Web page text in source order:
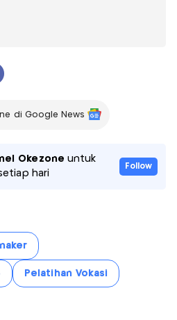
di Google News
Okezone untuk
hari
Follow
Pelatihan Vokasi